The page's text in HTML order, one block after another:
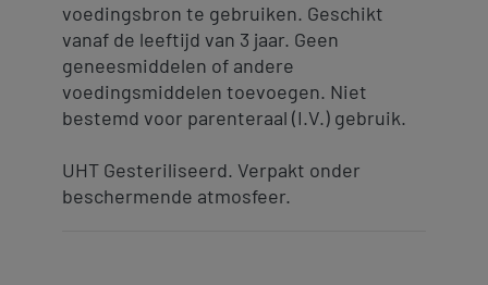
voedingsbron te gebruiken. Geschikt
vanaf de leeftijd van 3 jaar. Geen
geneesmiddelen of andere
voedingsmiddelen toevoegen. Niet
bestemd voor parenteraal (I.V.) gebruik.
UHT Gesteriliseerd. Verpakt onder
beschermende atmosfeer.